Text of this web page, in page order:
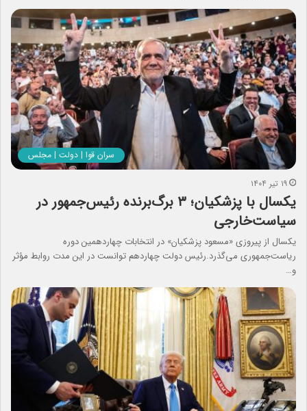
سران قوا | دولت | مجلس
۱۹ تیر ۱۴۰۴
یکسال با پزشکیان؛ ۳ برگ‌برنده رئیس‌جمهور در
سیاست‌خارجی
یکسال از پیروزی «مسعود پزشکیان» در انتخابات چهاردهمین دوره
ریاست‌جمهوری می‌گذرد.رئیس دولت چهاردهم توانست در این مدت روابط مؤثر
و…